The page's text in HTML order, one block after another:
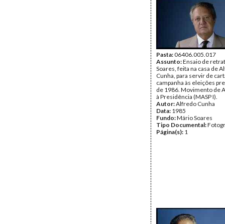
Pasta:06406.005.017
Assunto:Ensaio de
Soares, feita na casa de
Cunha, para servir de
campanha às eleições
de 1986. Movimento de
à Presidência (MASP I).
Autor:Alfredo Cunha
Data: 1985
Fundo:Mário Soares
Tipo Documental:
Página(s): 1